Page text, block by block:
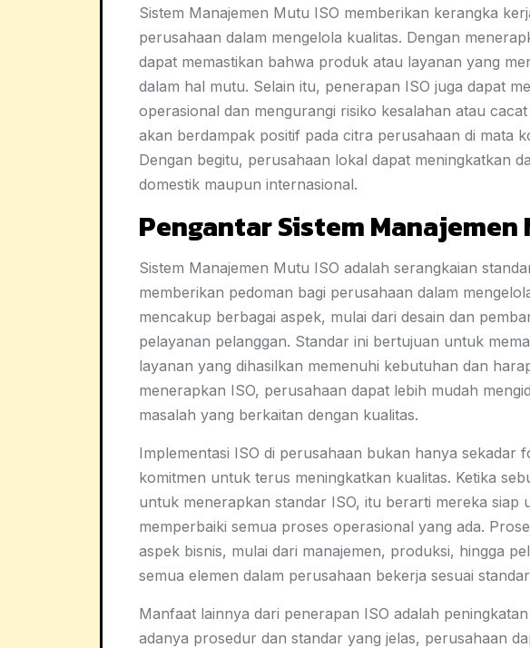
Sistem Manajemen Mutu ISO memberikan kerangka
perusahaan dalam mengelola kualitas. Dengan
dapat memastikan bahwa produk atau layanan yang
dalam hal mutu. Selain itu, penerapan ISO juga dapat
operasional dan mengurangi risiko kesalahan atau
akan berdampak positif pada citra perusahaan di mata
Dengan begitu, perusahaan lokal dapat meningkatkan
domestik maupun internasional.
Pengantar Sistem Manajemen
Sistem Manajemen Mutu ISO adalah serangkaian
memberikan pedoman bagi perusahaan dalam
mencakup berbagai aspek, mulai dari desain dan
pelayanan pelanggan. Standar ini bertujuan untuk
layanan yang dihasilkan memenuhi kebutuhan dan
menerapkan ISO, perusahaan dapat lebih mudah
masalah yang berkaitan dengan kualitas.
Implementasi ISO di perusahaan bukan hanya sekadar
komitmen untuk terus meningkatkan kualitas. Ketika
untuk menerapkan standar ISO, itu berarti mereka siap
memperbaiki semua proses operasional yang ada.
aspek bisnis, mulai dari manajemen, produksi, hingga
semua elemen dalam perusahaan bekerja sesuai
Manfaat lainnya dari penerapan ISO adalah
adanya prosedur dan standar yang jelas, perusahaan